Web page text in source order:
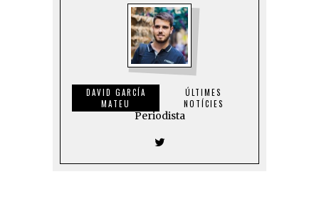
DAVID GARCÍA
MATEU
ÚLTIMES
NOTÍCIES
Periodista